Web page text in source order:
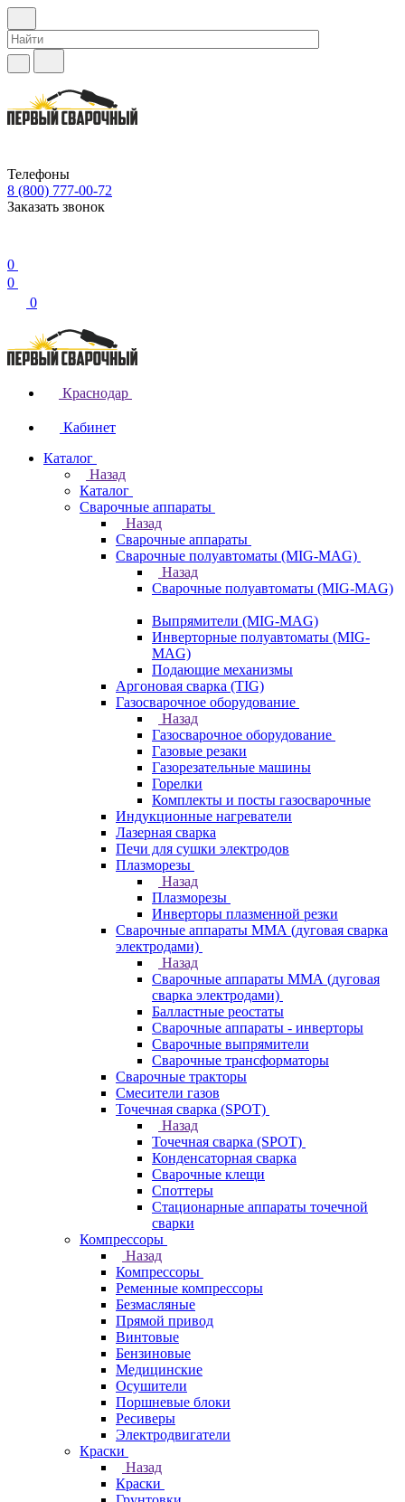
Телефоны
8 (800) 777-00-72
Заказать звонок
0
0
0
Краснодар
Кабинет
Каталог
Назад
Каталог
Сварочные аппараты
Назад
Сварочные аппараты
Сварочные полуавтоматы (MIG-MAG)
Назад
Сварочные полуавтоматы (MIG-MAG)
Выпрямители (MIG-MAG)
Инверторные полуавтоматы (MIG-
MAG)
Подающие механизмы
Аргоновая сварка (TIG)
Газосварочное оборудование
Назад
Газосварочное оборудование
Газовые резаки
Газорезательные машины
Горелки
Комплекты и посты газосварочные
Индукционные нагреватели
Лазерная сварка
Печи для сушки электродов
Плазморезы
Назад
Плазморезы
Инверторы плазменной резки
Сварочные аппараты ММА (дуговая сварка
электродами)
Назад
Сварочные аппараты ММА (дуговая
сварка электродами)
Балластные реостаты
Сварочные аппараты - инверторы
Сварочные выпрямители
Сварочные трансформаторы
Сварочные тракторы
Смесители газов
Точечная сварка (SPOT)
Назад
Точечная сварка (SPOT)
Конденсаторная сварка
Сварочные клещи
Споттеры
Стационарные аппараты точечной
сварки
Компрессоры
Назад
Компрессоры
Ременные компрессоры
Безмасляные
Прямой привод
Винтовые
Бензиновые
Медицинские
Осушители
Поршневые блоки
Ресиверы
Электродвигатели
Краски
Назад
Краски